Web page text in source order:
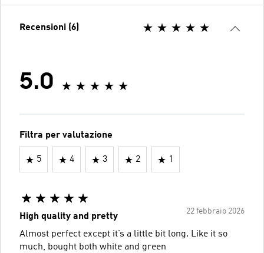
Recensioni (6)
5.0
Filtra per valutazione
5 4 3 2 1
22 febbraio 2026
High quality and pretty
Almost perfect except it’s a little bit long. Like it so
much, bought both white and green